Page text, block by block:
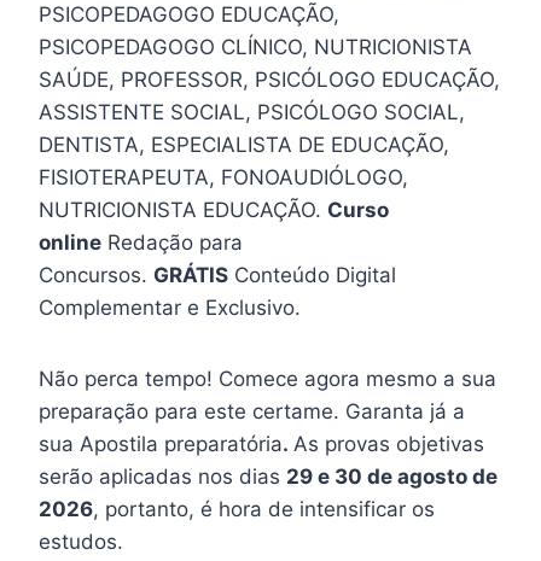
PSICOPEDAGOGO EDUCAÇÃO,
PSICOPEDAGOGO CLÍNICO, NUTRICIONISTA
SAÚDE, PROFESSOR, PSICÓLOGO EDUCAÇÃO,
ASSISTENTE SOCIAL, PSICÓLOGO SOCIAL,
DENTISTA, ESPECIALISTA DE EDUCAÇÃO,
FISIOTERAPEUTA, FONOAUDIÓLOGO,
NUTRICIONISTA EDUCAÇÃO. Curso
online Redação para
Concursos. GRÁTIS Conteúdo Digital
Complementar e Exclusivo.
Não perca tempo! Comece agora mesmo a sua
preparação para este certame. Garanta já a
sua Apostila preparatória. As provas objetivas
serão aplicadas nos dias 29 e 30 de agosto de
2026, portanto, é hora de intensificar os
estudos.